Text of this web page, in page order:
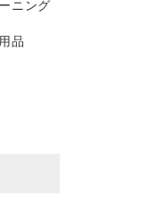
ニング
品